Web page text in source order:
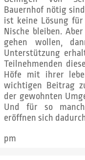
Bauernhof nötig
ist keine Lösung
Nische bleiben.
gehen wollen,
Unterstützung
Teilnehmenden
Höfe mit ihrer
wichtigen Beitrag
der gewohnten
Und für so
eröffnen sich
pm